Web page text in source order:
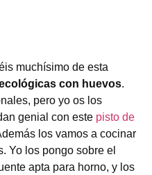
muchísimo de esta
con huevos.
pero yo os los
genial con este pisto de
los vamos a cocinar
Yo los pongo sobre el
apta para horno, y los